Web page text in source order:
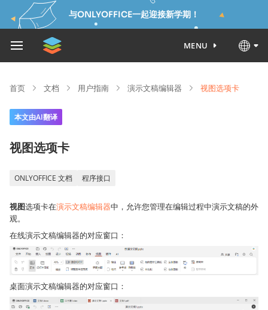
与ONLYOFFICE一起迎接新学期！
MENU
首页 文档 用户指南 演示文稿编辑器 视图选项卡
本文由AI翻译
视图选项卡
ONLYOFFICE 文档 程序接口
视图选项卡在演示文稿编辑器中，允许您管理在编辑过程中演示文稿的外
观。
在线演示文稿编辑器的对应窗口：
桌面演示文稿编辑器的对应窗口：